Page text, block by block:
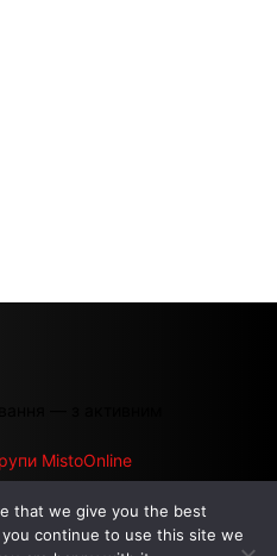
— з активним
MistoOnline
| РЕКЛАМА НА САЙТІ
that we give you the best
continue to use this site we